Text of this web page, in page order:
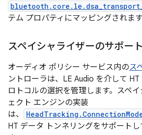
テム プロパティにマッピングされます
スペイシャライザーのサポート
オーディオ ポリシー サービス内のス
ントローラは、LE Audio を介して
ロトコルの選択を管理します。スペ
ェクト エンジンの実装
は、
HT データ トンネリングをサポート